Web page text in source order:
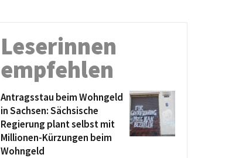
Leserinnen
empfehlen
Antragsstau beim Wohngeld
in Sachsen: Sächsische
Regierung plant selbst mit
Millionen-Kürzungen beim
Wohngeld